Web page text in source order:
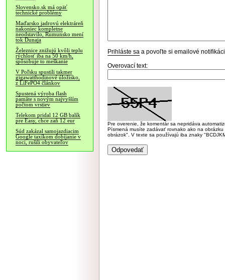
Slovensko.sk má opäť
technické problémy
Maďarsko jadrovú elektráreň
nakoniec kompletne
neodstavilo, Rumunsko mení
tok Dunaja
Železnice znižujú kvôli teplu
rýchlosť iba na 50 km/h,
spôsobuje to meškanie
V Poľsku spustili takmer
gigawatthodinové úložisko,
z LiFePO4 článkov
Spustená výroba flash
pamäte s novým najvyšším
počtom vrstiev
Telekom pridal 12 GB balík
pre Easy, chce zaň 12 eur
Súd zakázal samojazdiacim
Google taxíkom dobíjanie v
noci, rušili obyvateľov
Prihláste sa a povoľte si emailové
Overovací text:
Pre overenie, že komentár sa nepridáva
Písmená musíte zadávať rovnako ako na
obrázok". V texte sa používajú iba znaky